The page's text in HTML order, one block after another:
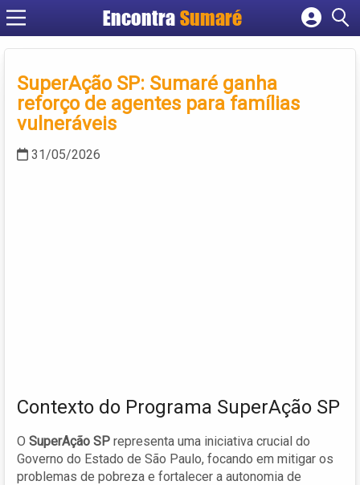
Encontra Sumaré
Cadastrar empresa
Criar conta
SuperAção SP: Sumaré ganha
reforço de agentes para famílias
vulneráveis
31/05/2026
Contexto do Programa SuperAção SP
O SuperAção SP representa uma iniciativa crucial do
Governo do Estado de São Paulo, focando em mitigar os
problemas de pobreza e fortalecer a autonomia de